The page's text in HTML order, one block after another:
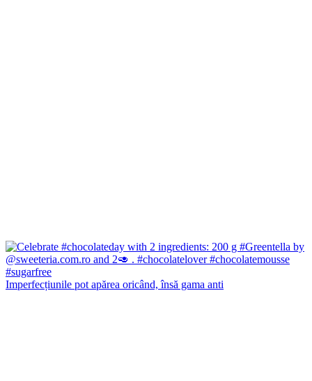
Imperfecțiunile pot apărea oricând, însă gama anti